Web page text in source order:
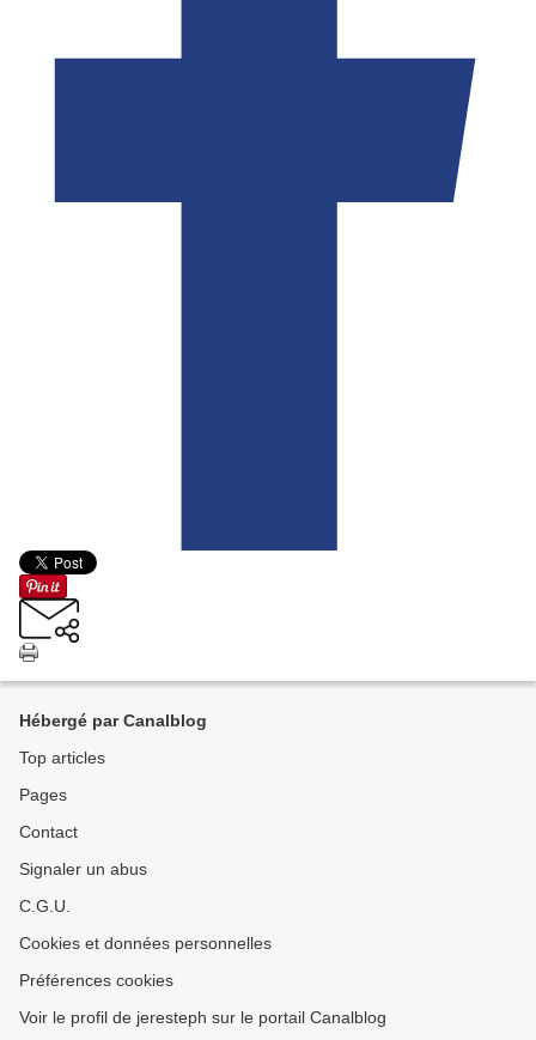
Hébergé par Canalblog
Top articles
Pages
Contact
Signaler un abus
C.G.U.
Cookies et données personnelles
Préférences cookies
Voir le profil de jeresteph sur le portail Canalblog